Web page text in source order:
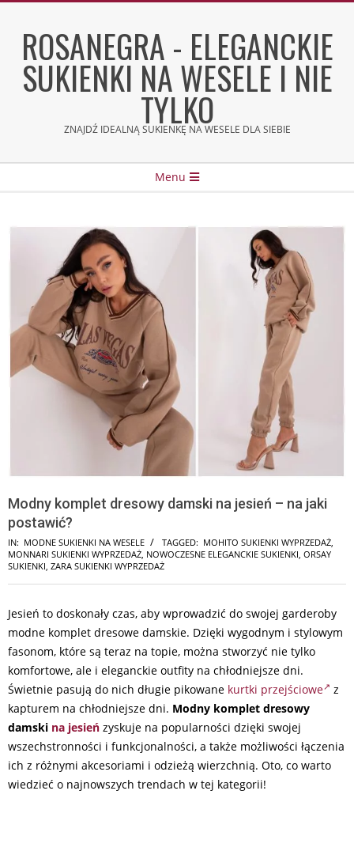
contentROSANEGRA - ELEGANCKIE
SUKIENKI NA WESELE I NIE
TYLKO
ZNAJDŹ IDEALNĄ SUKIENKĘ NA WESELE DLA SIEBIE
Menu
Modny komplet dresowy damski na jesień – na jaki
postawić?
IN: MODNE SUKIENKI NA WESELE TAGGED: MOHITO SUKIENKI WYPRZEDAŻ,
MONNARI SUKIENKI WYPRZEDAŻ, NOWOCZESNE ELEGANCKIE SUKIENKI, ORSAY
SUKIENKI, ZARA SUKIENKI WYPRZEDAŻ
Jesień to doskonały czas, aby wprowadzić do swojej garderoby
modne komplet dresowe damskie. Dzięki wygodnym i stylowym
fasonom, które są teraz na topie, można stworzyć nie tylko
komfortowe, ale i eleganckie outfity na chłodniejsze dni.
Świetnie pasują do nich długie pikowane kurtki przejściowe
z
kapturem na chłodniejsze dni. Modny komplet dresowy
damski na jesień zyskuje na popularności dzięki swojej
wszechstronności i funkcjonalności, a także możliwości łączenia
ich z różnymi akcesoriami i odzieżą wierzchnią. Oto, co warto
wiedzieć o najnowszych trendach w tej kategorii!